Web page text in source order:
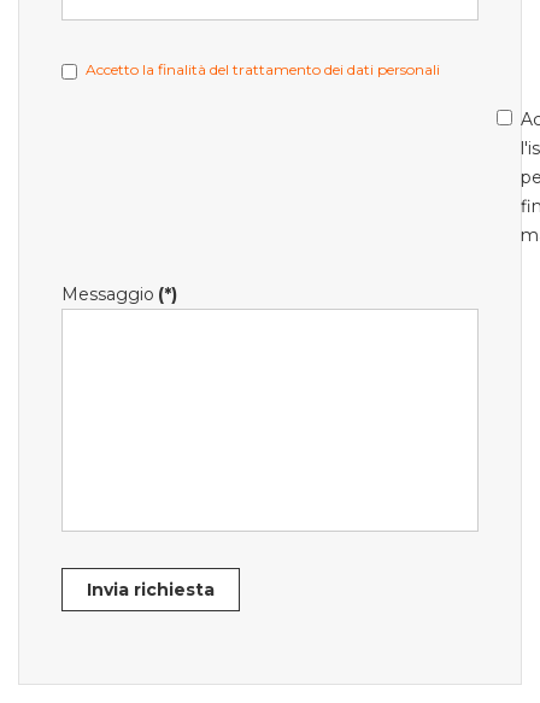
Accetto la finalità del trattamento dei dati personali
Messaggio (*)
Invia richiesta